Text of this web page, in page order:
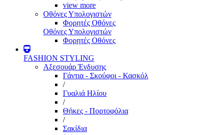
view more
Οθόνες Υπολογιστών
Φορητές Οθόνες
Οθόνες Υπολογιστών
Φορητές Οθόνες
FASHION STYLING
Αξεσουάρ Ένδυσης
Γάντια - Σκούφοι - Κασκόλ
/
Γυαλιά Ηλίου
/
Θήκες - Πορτοφόλια
/
Σακίδια